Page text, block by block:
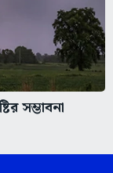
সম্ভাবনা